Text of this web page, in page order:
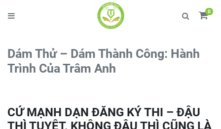
0
Dám Thử – Dám Thành Công: Hành
Trình Của Trâm Anh
CỨ MẠNH DẠN ĐĂNG KÝ THI – ĐẬU
THÌ TUYỆT, KHÔNG ĐẬU THÌ CŨNG LÀ